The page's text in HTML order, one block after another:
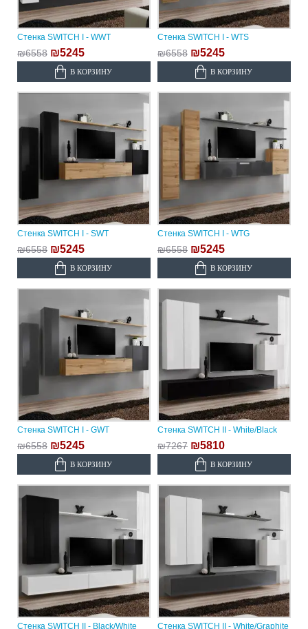
Стенка SWITCH I - WWT
₪6558 ₪5245
В КОРЗИНУ
Стенка SWITCH I - WTS
₪6558 ₪5245
В КОРЗИНУ
Стенка SWITCH I - SWT
₪6558 ₪5245
В КОРЗИНУ
Стенка SWITCH I - WTG
₪6558 ₪5245
В КОРЗИНУ
Стенка SWITCH I - GWT
₪6558 ₪5245
В КОРЗИНУ
Стенка SWITCH II - White/Black
₪7267 ₪5810
В КОРЗИНУ
Стенка SWITCH II - Black/White Стенка SWITCH II - White/Graphite